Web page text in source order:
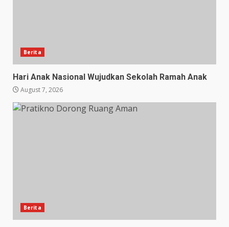
Berita
Hari Anak Nasional Wujudkan Sekolah Ramah Anak
August 7, 2026
Berita